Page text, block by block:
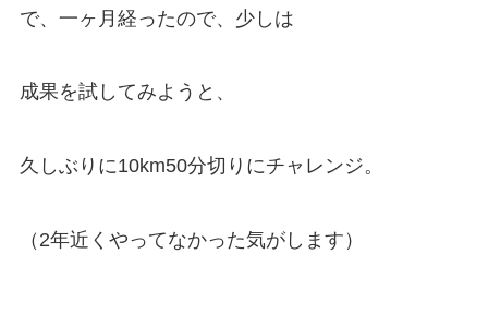
で、一ヶ月経ったので、少しは
成果を試してみようと、
久しぶりに10km50分切りにチャレンジ。
（2年近くやってなかった気がします）